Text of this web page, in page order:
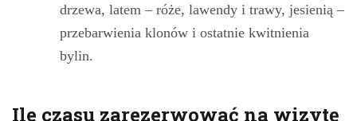
drzewa, latem – róże, lawendy i trawy, jesienią –
przebarwienia klonów i ostatnie kwitnienia
bylin.
Ile czasu zarezerwować na wizytę